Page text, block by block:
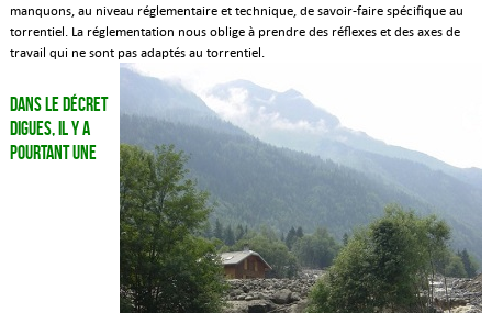
manquons, au niveau réglementaire et technique, de savoir-faire spécifique au
torrentiel. La réglementation nous oblige à prendre des réflexes et des axes de
travail qui ne sont pas adaptés au torrentiel.
Dans le décret
Digues, il y a
pourtant une